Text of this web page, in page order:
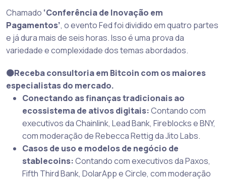
Chamado ‘Conferência de Inovação em
Pagamentos’, o evento Fed foi dividido em quatro partes
e já dura mais de seis horas. Isso é uma prova da
variedade e complexidade dos temas abordados.
🟠Receba consultoria em Bitcoin com os maiores
especialistas do mercado.
Conectando as finanças tradicionais ao
ecossistema de ativos digitais:Contando com
executivos da Chainlink, Lead Bank, Fireblocks e BNY,
com moderação de Rebecca Rettig da Jito Labs.
Casos de uso e modelos de negócio de
stablecoins:Contando com executivos da Paxos,
Fifth Third Bank, DolarApp e Circle, com moderação